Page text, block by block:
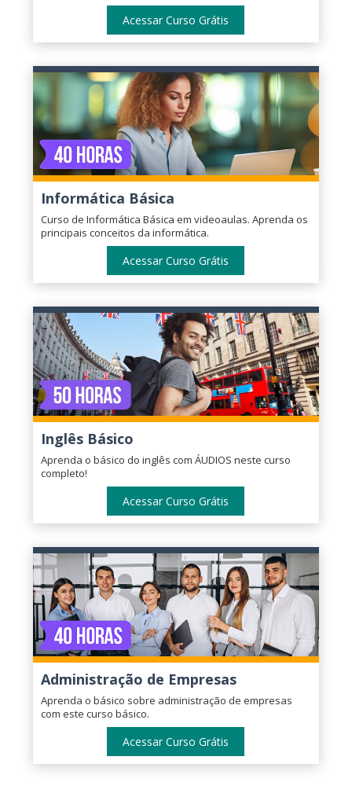
Acessar Curso Grátis
Informática Básica
Curso de Informática Básica em videoaulas. Aprenda os
principais conceitos da informática.
Acessar Curso Grátis
Inglês Básico
Aprenda o básico do inglês com ÁUDIOS neste curso
completo!
Acessar Curso Grátis
Administração de Empresas
Aprenda o básico sobre administração de empresas
com este curso básico.
Acessar Curso Grátis